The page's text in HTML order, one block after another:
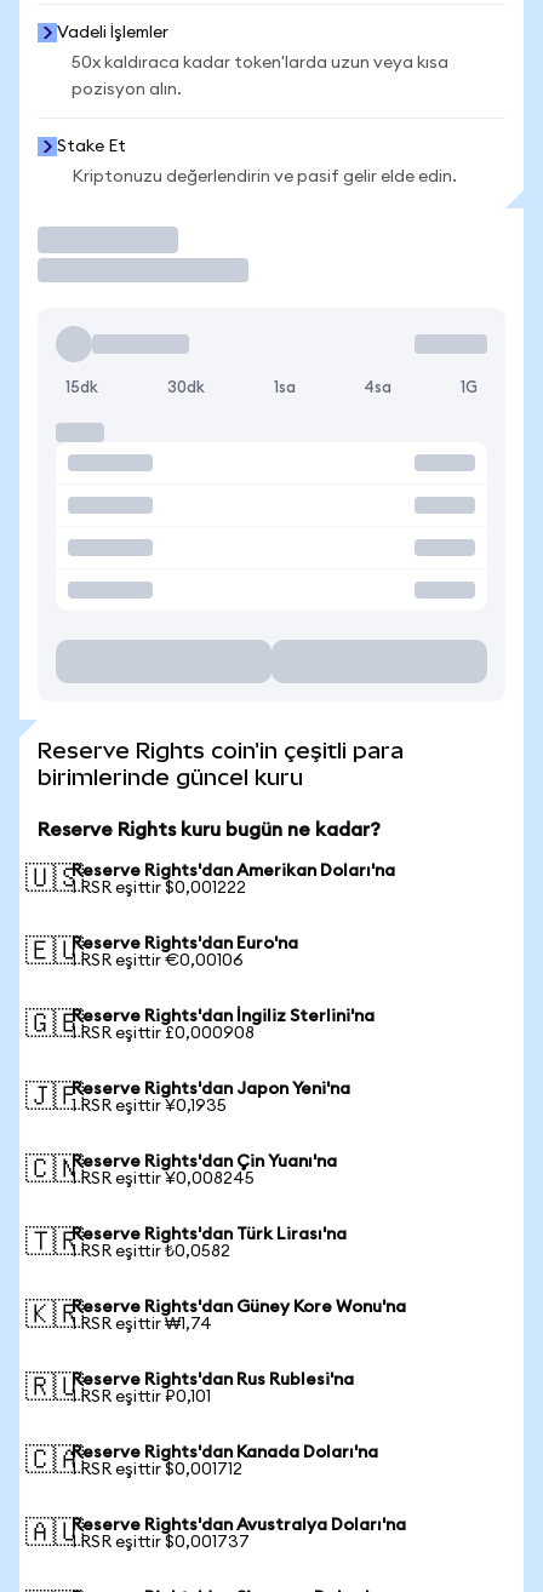
Vadeli İşlemler
50x kaldıraca kadar token'larda uzun veya kısa
pozisyon alın.
Stake Et
Kriptonuzu değerlendirin ve pasif gelir elde edin.
15dk 30dk 1sa 4sa 1G
Reserve Rights coin'in çeşitli para
birimlerinde güncel kuru
Reserve Rights kuru bugün ne kadar?
🇺🇸Reserve Rights'dan Amerikan Doları'na
1 RSR eşittir $0,001222
🇪🇺Reserve Rights'dan Euro'na
1 RSR eşittir €0,00106
🇬🇧Reserve Rights'dan İngiliz Sterlini'na
1 RSR eşittir £0,000908
🇯🇵Reserve Rights'dan Japon Yeni'na
1 RSR eşittir ¥0,1935
🇨🇳Reserve Rights'dan Çin Yuanı'na
1 RSR eşittir ¥0,008245
🇹🇷Reserve Rights'dan Türk Lirası'na
1 RSR eşittir ₺0,0582
🇰🇷Reserve Rights'dan Güney Kore Wonu'na
1 RSR eşittir ₩1,74
🇷🇺Reserve Rights'dan Rus Rublesi'na
1 RSR eşittir ₽0,101
🇨🇦Reserve Rights'dan Kanada Doları'na
1 RSR eşittir $0,001712
🇦🇺Reserve Rights'dan Avustralya Doları'na
1 RSR eşittir $0,001737